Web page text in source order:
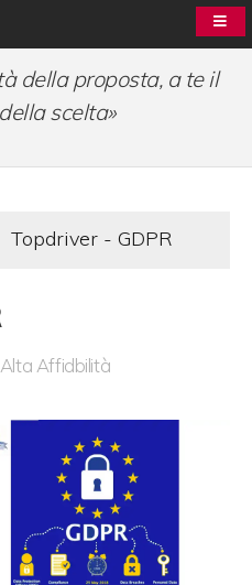
della proposta, a te il
scelta»
Topdriver - GDPR
Affidbilità